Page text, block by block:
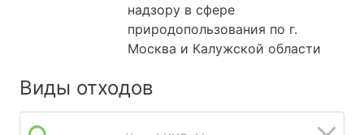
надзору в сфере
природопользования по г.
Москва и Калужской области
Виды отходов